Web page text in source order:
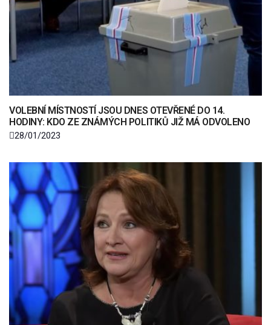
VOLEBNÍ MÍSTNOSTÍ JSOU DNES OTEVŘENÉ DO 14.
HODINY: KDO ZE ZNÁMÝCH POLITIKŮ JIŽ MÁ ODVOLENO
28/01/2023